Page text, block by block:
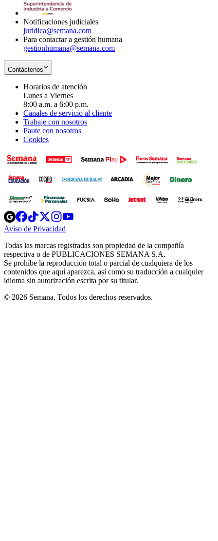
Notificaciones judiciales
juridica@semana.com
Para contactar a gestión humana
gestionhumana@semana.com
Contáctenos
Horarios de atención
Lunes a Viernes
8:00 a.m. a 6:00 p.m.
Canales de servicio al cliente
Trabaje con nosotros
Paute con nosotros
Cookies
Opens
in
new
Opens
in
new
Opens
in
new
window
Opens
new
windowwindow
Aviso de Privacidad
new
window
Todas las marcas registradas son propiedad de la compañía
respectiva o de PUBLICACIONES SEMANA S.A.
Se prohíbe la reproducción total o parcial de cualquiera de los
contenidos que aquí aparezca, así como su traducción a cualquier
idioma sin autorización escrita por su titular.
© 2026 Semana. Todos los derechos reservados.